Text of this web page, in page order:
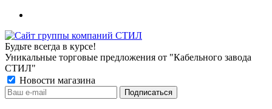
Будьте всегда в курсе!
Уникальные торговые предложения от "Кабельного завода
СТИЛ"
Новости магазина